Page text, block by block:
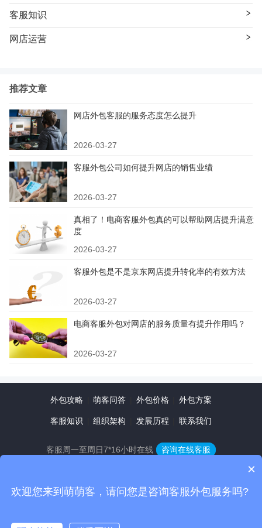
客服知识
网店运营
推荐文章
网店外包客服的服务态度怎么提升
2026-03-27
客服外包公司如何提升网店的销售业绩
2026-03-27
真相了！电商客服外包真的可以帮助网店提升满意
度
2026-03-27
客服外包是不是京东网店提升转化率的有效方法
2026-03-27
电商客服外包对网店的服务质量有提升作用吗？
2026-03-27
外包攻略 萌客问答 外包价格 外包方案
客服知识 组织架构 发展历程 联系我们
客服周一至周日7*16小时在线 咨询在线客服
全国咨询热线：400-118-2016 微信联系
Copyright ©2016-2022
×
欢迎您来到萌萌客，请问您是咨询客服外包服务吗?